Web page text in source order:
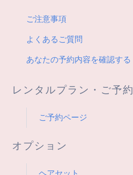
ご注意事項
よくあるご質問
あなたの予約内容を確認する
レンタルプラン・ご予約
ご予約ページ
オプション